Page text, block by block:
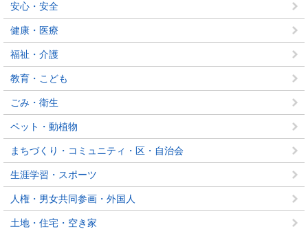
安心・安全
健康・医療
福祉・介護
教育・こども
ごみ・衛生
ペット・動植物
まちづくり・コミュニティ・区・自治会
生涯学習・スポーツ
人権・男女共同参画・外国人
土地・住宅・空き家